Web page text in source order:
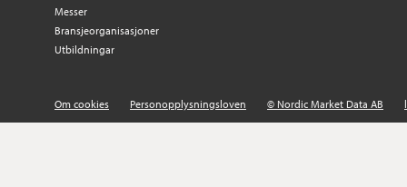
Messer
Bransjeorganisasjoner
Utbildningar
Om cookies Personopplysningsloven © Nordic Market Data AB